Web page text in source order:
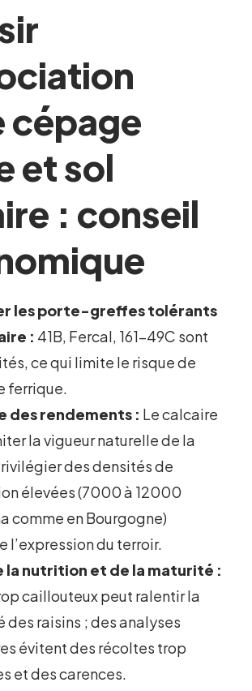
cépage
et sol
: conseil
les porte-greffes tolérants
: 41B, Fercal, 161-49C sont
ce qui limite le risque de
ferrique.
des rendements : Le calcaire
la vigueur naturelle de la
des densités de
élevées (7000 à 12000
comme en Bourgogne)
l’expression du terroir.
la nutrition et de la maturité :
caillouteux peut ralentir la
des raisins ; des analyses
évitent des récoltes trop
et des carences.